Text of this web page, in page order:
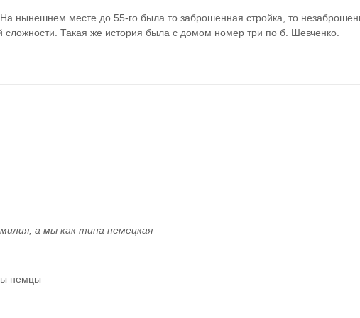
нынешнем месте до 55-го была то заброшенная стройка, то
сложности. Такая же история была с домом номер три по б. Шевченко.
а мы как типа немецкая
немцы